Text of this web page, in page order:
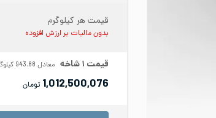
قیمت هر کیلوگرم
بدون مالیات بر ارزش افزوده
قیمت ۱شاخه معادل 943.88
1,012,500,076 تومان